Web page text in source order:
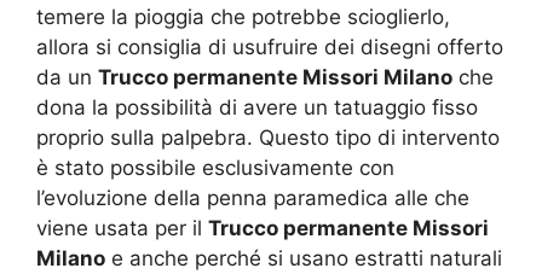
temere la pioggia che potrebbe scioglierlo,
allora si consiglia di usufruire dei disegni offerto
da un Trucco permanente Missori Milano che
dona la possibilità di avere un tatuaggio fisso
proprio sulla palpebra. Questo tipo di intervento
è stato possibile esclusivamente con
l’evoluzione della penna paramedica alle che
viene usata per il Trucco permanente Missori
Milano e anche perché si usano estratti naturali